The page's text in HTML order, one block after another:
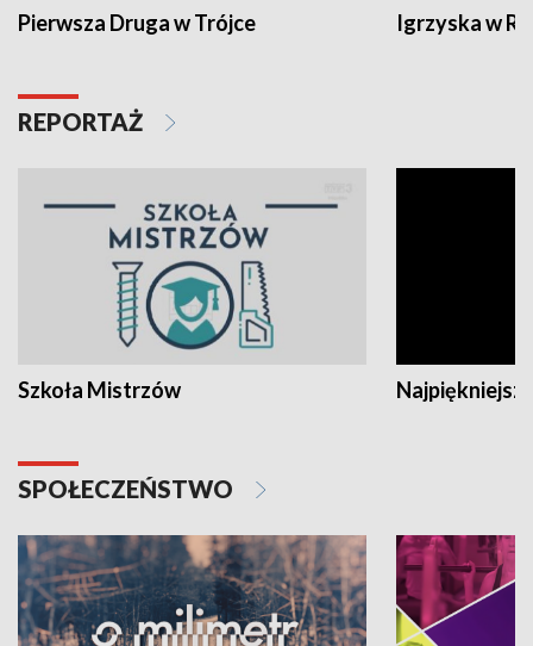
Pierwsza Druga w Trójce Igrzyska w
REPORTAŻ
Szkoła Mistrzów
SPOŁECZEŃSTWO